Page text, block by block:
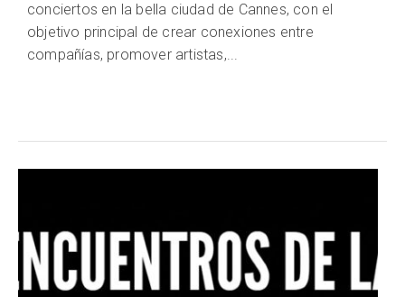
conciertos en la bella ciudad de Cannes, con el
objetivo principal de crear conexiones entre
compañías, promover artistas,...